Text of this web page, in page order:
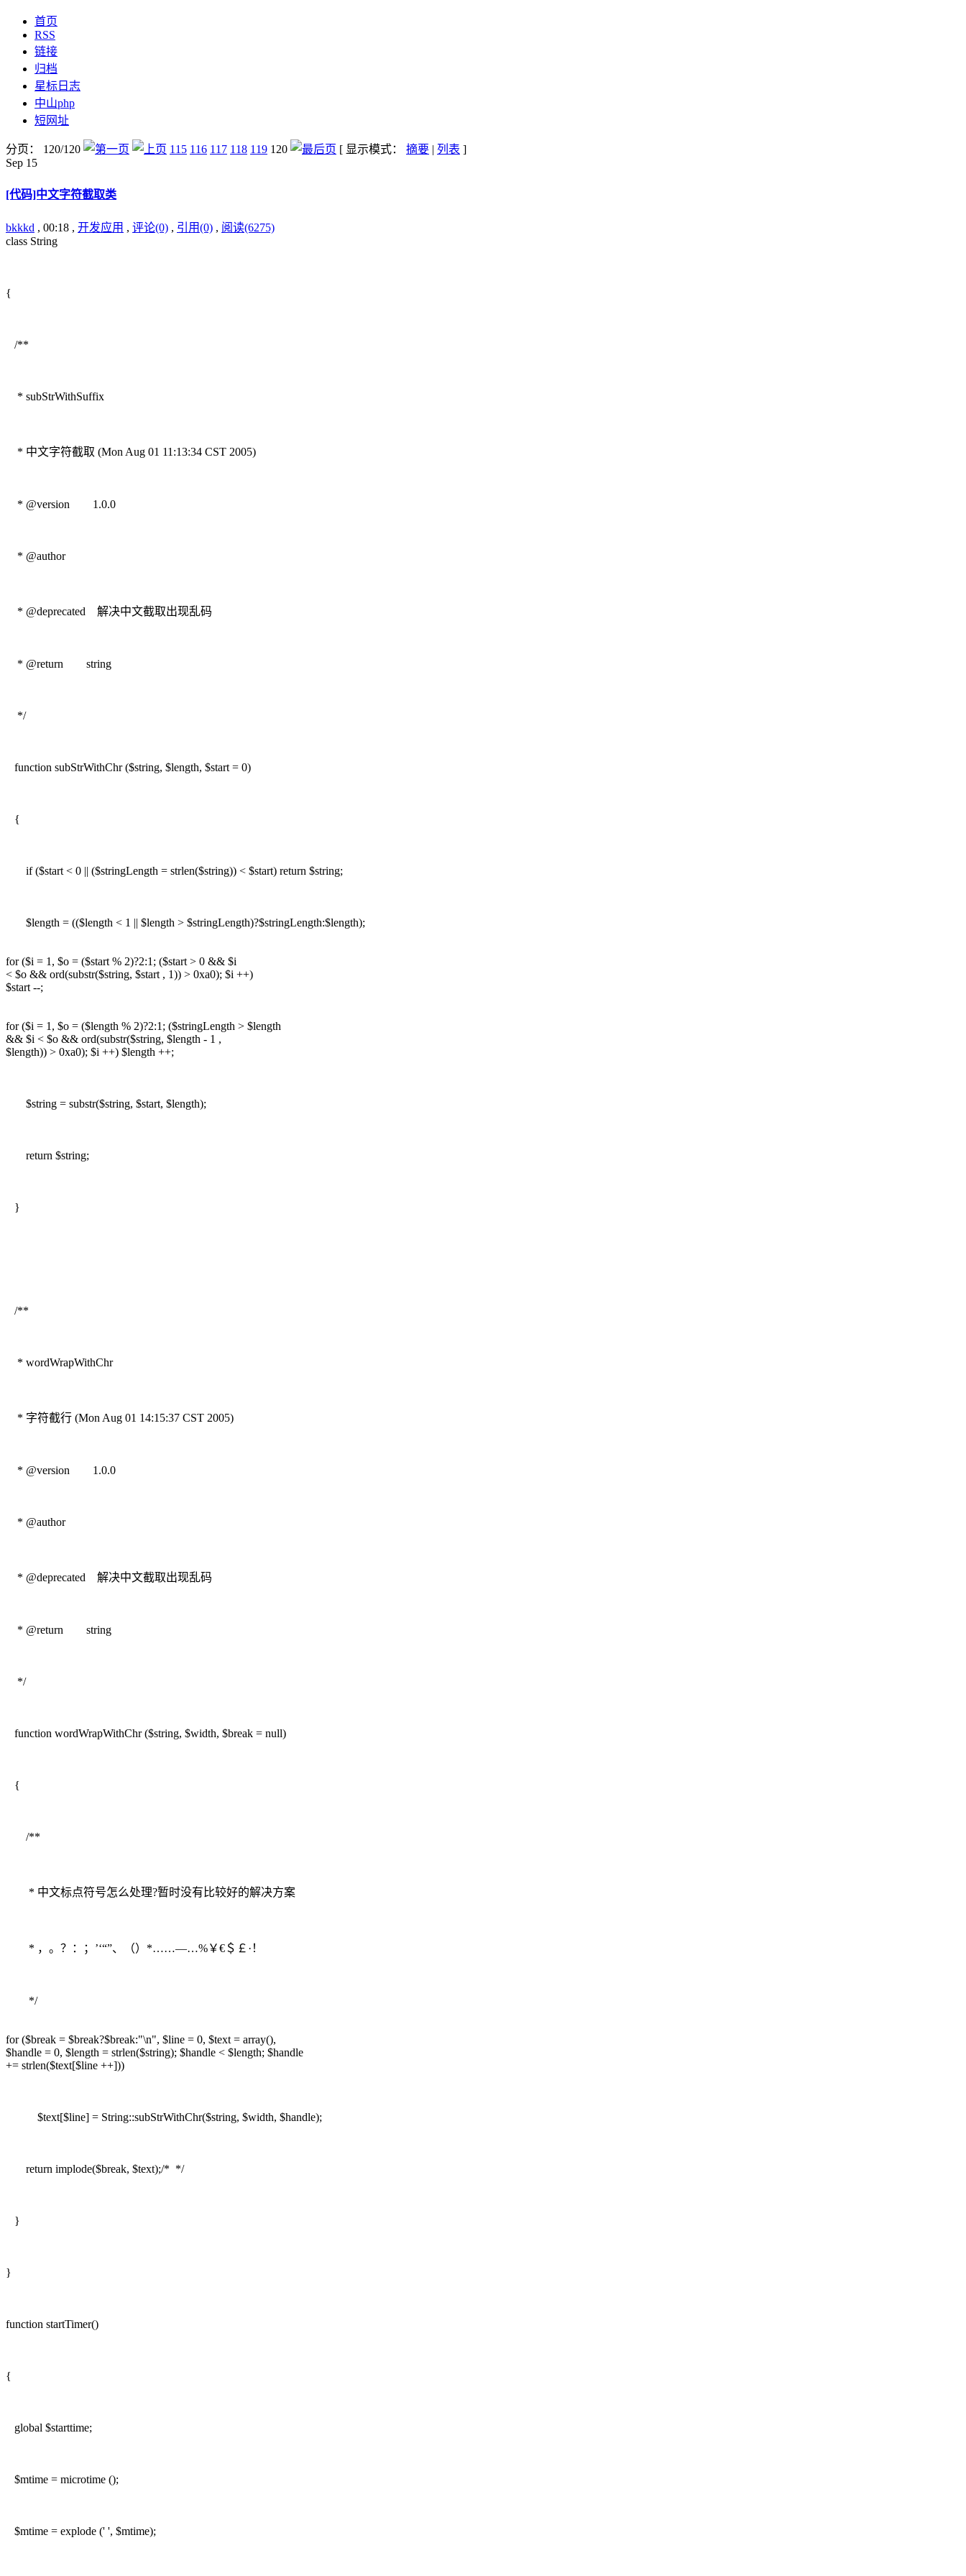
首页
RSS
链接
归档
星标日志
中山php
短网址
分页： 120/120 115 116 117 118 119 120 [ 显示模式： 摘要 | 列表 ]
Sep 15
[代码]中文字符截取类
bkkkd , 00:18 , 开发应用 , 评论(0) , 引用(0) , 阅读(6275)
class String
{
/**
* subStrWithSuffix
* 中文字符截取 (Mon Aug 01 11:13:34 CST 2005)
* @version 1.0.0
* @author
* @deprecated 解决中文截取出现乱码
* @return string
*/
function subStrWithChr ($string, $length, $start = 0)
{
if ($start < 0 || ($stringLength = strlen($string)) < $start) return $string;
$length = (($length < 1 || $length > $stringLength)?$stringLength:$length);
for ($i = 1, $o = ($start % 2)?2:1; ($start > 0 && $i
< $o && ord(substr($string, $start , 1)) > 0xa0); $i ++)
$start --;
for ($i = 1, $o = ($length % 2)?2:1; ($stringLength > $length
&& $i < $o && ord(substr($string, $length - 1 ,
$length)) > 0xa0); $i ++) $length ++;
$string = substr($string, $start, $length);
return $string;
}
/**
* wordWrapWithChr
* 字符截行 (Mon Aug 01 14:15:37 CST 2005)
* @version 1.0.0
* @author
* @deprecated 解决中文截取出现乱码
* @return string
*/
function wordWrapWithChr ($string, $width, $break = null)
{
/**
* 中文标点符号怎么处理?暂时没有比较好的解决方案
* ，。？：；’‘“”、（）*……—…%￥€＄￡·！
*/
for ($break = $break?$break:"\n", $line = 0, $text = array(),
$handle = 0, $length = strlen($string); $handle < $length; $handle
+= strlen($text[$line ++]))
$text[$line] = String::subStrWithChr($string, $width, $handle);
return implode($break, $text);/* */
}
}
function startTimer()
{
global $starttime;
$mtime = microtime ();
$mtime = explode (' ', $mtime);